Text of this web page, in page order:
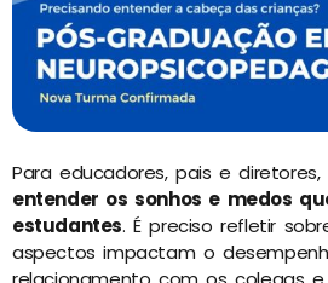
Para educadores, pais e diretores,
entender os sonhos e medos
estudantes. É preciso refletir
aspectos impactam o